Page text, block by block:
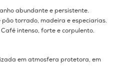
abundante e persistente.
torrado, madeira e especiarias.
intenso, forte e corpulento.
em atmosfera protetora, em